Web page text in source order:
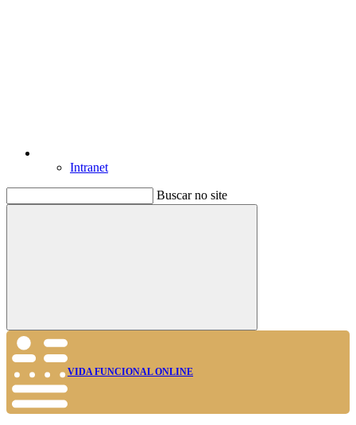
Intranet
Buscar no site
Buscar
VIDA FUNCIONAL ONLINE